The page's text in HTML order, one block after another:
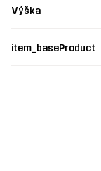
Výška
item_baseProduct